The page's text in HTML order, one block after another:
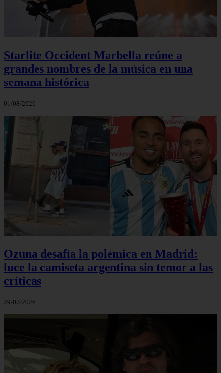
Starlite Occident Marbella reúne a
grandes nombres de la música en una
semana histórica
01/08/2026
Ozuna desafía la polémica en Madrid:
luce la camiseta argentina sin temor a las
críticas
29/07/2026